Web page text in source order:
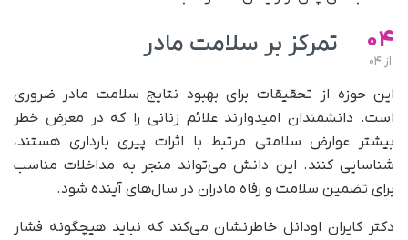
04
از
تمرکز بر سلامت مادر
این حوزه از تحقیقات برای بهبود نتایج سلامت مادر ضروری
است. دانشمندان امیدوارند علائم زنانی را که در معرض خطر
بیشتر عوارض سلامتی مرتبط با اثرات پیری بارداری هستند،
شناسایی کنند. این دانش می‌تواند منجر به مداخلات مناسب
برای تضمین سلامت و رفاه مادران در سال‌های آینده شود.
دکتر کایران اودانل خاطرنشان می‌کند که نباید هیچگونه فشار